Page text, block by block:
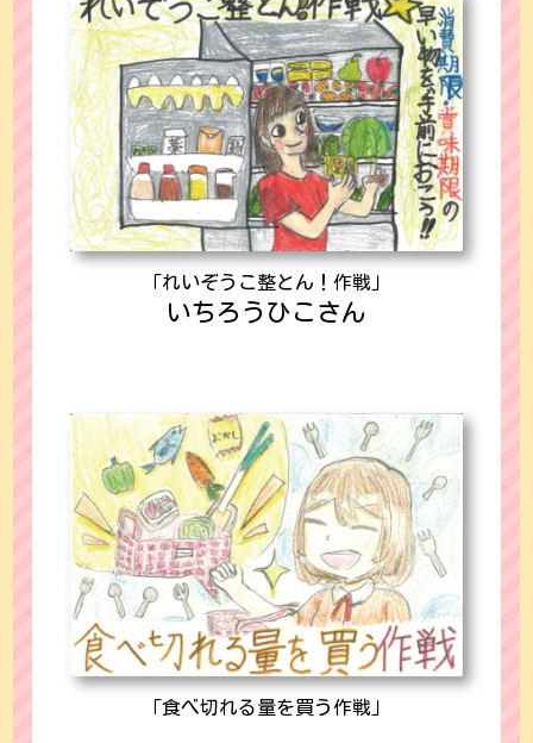
「れいぞうこ整とん！作戦」
いちろうひこさん
「食べ切れる量を買う作戦」